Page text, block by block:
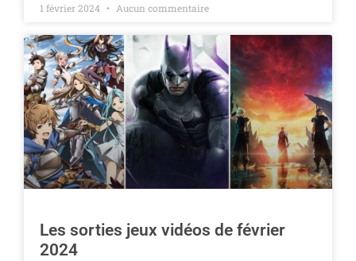
1 février 2024 Aucun commentaire
Les sorties jeux vidéos de février
2024